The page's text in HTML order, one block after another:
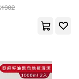
1902